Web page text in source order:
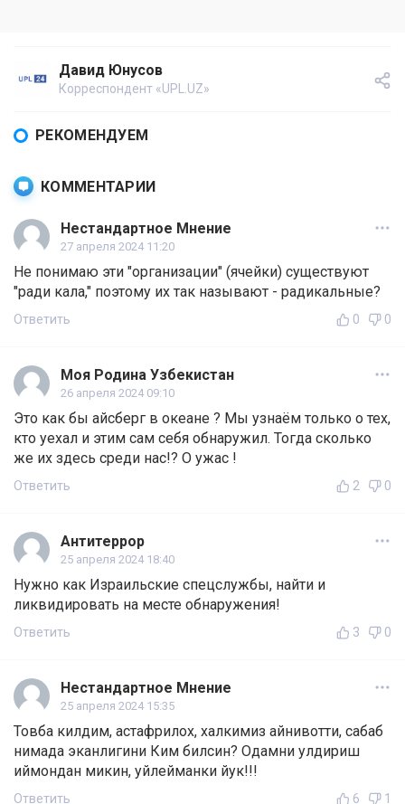
Давид Юнусов
Корреспондент «UPL.UZ»
РЕКОМЕНДУЕМ
КОММЕНТАРИИ
Нестандартное Мнение
27 апреля 2024 11:20
Не понимаю эти "организации" (ячейки) существуют
"ради кала," поэтому их так называют - радикальные?
Ответить 0 0
Моя Родина Узбекистан
26 апреля 2024 09:10
Это как бы айсберг в океане ? Мы узнаём только о тех,
кто уехал и этим сам себя обнаружил. Тогда сколько
же их здесь среди нас!? О ужас !
Ответить 2 0
Антитеррор
25 апреля 2024 18:40
Нужно как Израильские спецслужбы, найти и
ликвидировать на месте обнаружения!
Ответить 3 0
Нестандартное Мнение
25 апреля 2024 15:35
Товба килдим, астафрилох, халкимиз айнивотти, сабаб
нимада эканлигини Ким билсин? Одамни улдириш
иймондан микин, уйлейманки йук!!!
Ответить 6 1